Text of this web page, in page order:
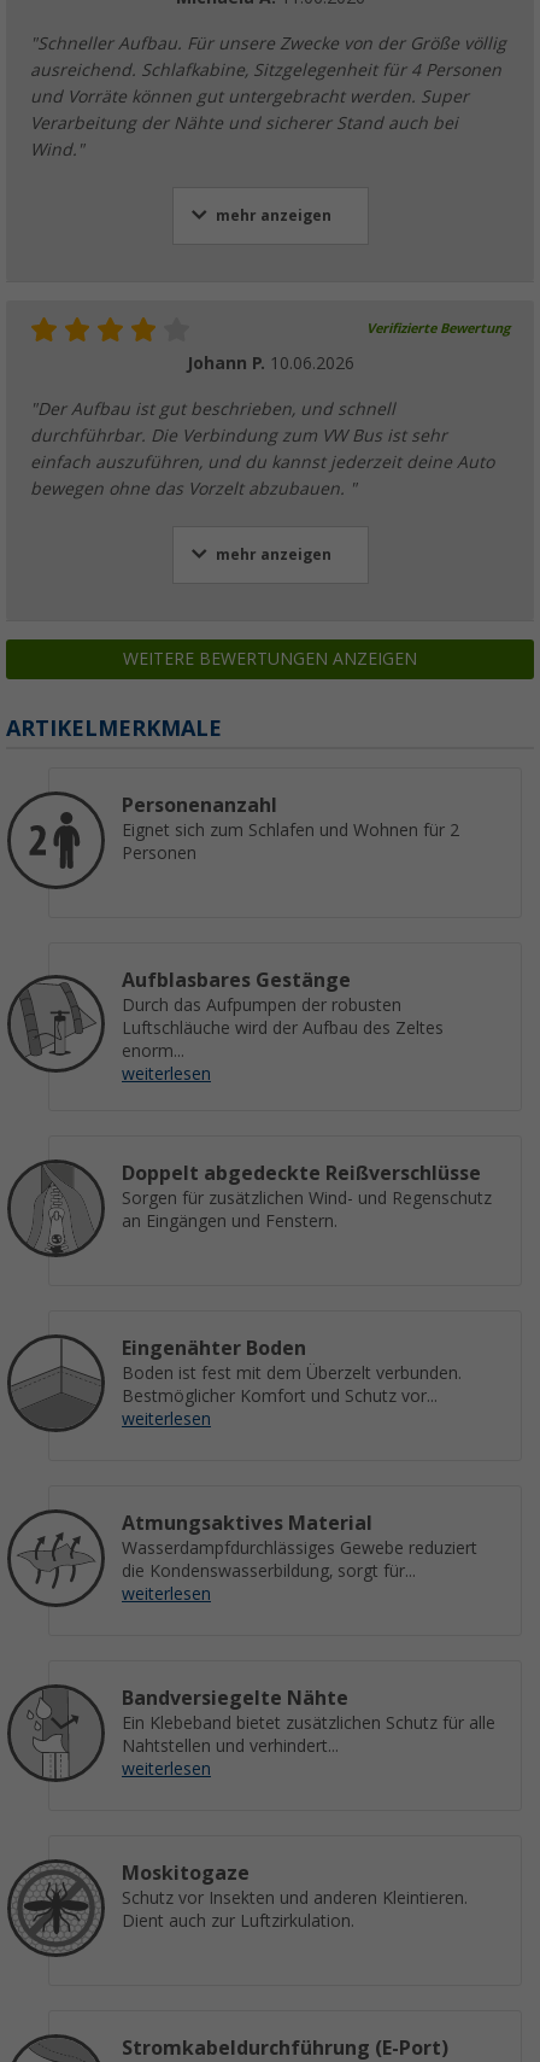
"Schneller Aufbau. Für unsere Zwecke von der Größe völlig
ausreichend. Schlafkabine, Sitzgelegenheit für 4 Personen
und Vorräte können gut untergebracht werden. Super
Verarbeitung der Nähte und sicherer Stand auch bei
Wind."
mehr anzeigen
Verifizierte Bewertung
Johann P. 10.06.2026
"Der Aufbau ist gut beschrieben, und schnell
durchführbar. Die Verbindung zum VW Bus ist sehr
einfach auszuführen, und du kannst jederzeit deine Auto
bewegen ohne das Vorzelt abzubauen. "
mehr anzeigen
WEITERE BEWERTUNGEN ANZEIGEN
ARTIKELMERKMALE
Personenanzahl
Eignet sich zum Schlafen und Wohnen für 2
Personen
Aufblasbares Gestänge
Durch das Aufpumpen der robusten
Luftschläuche wird der Aufbau des Zeltes
enorm...
weiterlesen
Doppelt abgedeckte Reißverschlüsse
Sorgen für zusätzlichen Wind- und Regenschutz
an Eingängen und Fenstern.
Eingenähter Boden
Boden ist fest mit dem Überzelt verbunden.
Bestmöglicher Komfort und Schutz vor...
weiterlesen
Atmungsaktives Material
Wasserdampfdurchlässiges Gewebe reduziert
die Kondenswasserbildung, sorgt für...
weiterlesen
Bandversiegelte Nähte
Ein Klebeband bietet zusätzlichen Schutz für alle
Nahtstellen und verhindert...
weiterlesen
Moskitogaze
Schutz vor Insekten und anderen Kleintieren.
Dient auch zur Luftzirkulation.
Stromkabeldurchführung (E-Port)